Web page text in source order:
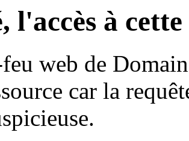
l'accès à
web de
car la